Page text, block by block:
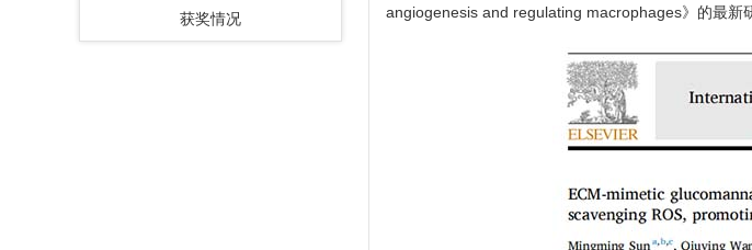
获奖情况
angiogenesis and regulating macrophages》的最新